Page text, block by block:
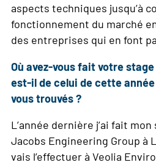
aspects techniques jusqu’à
fonctionnement du marché
des entreprises qui en font
Où avez-vous fait votre stage
est-il de celui de cette année
vous trouvés ?
L’année dernière j’ai fait
Jacobs Engineering Group à
vais l’effectuer à Veolia